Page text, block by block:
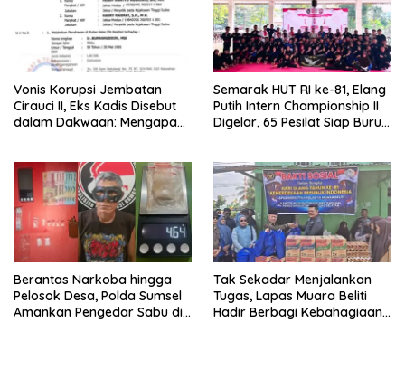
Vonis Korupsi Jembatan
Cirauci II, Eks Kadis Disebut
dalam Dakwaan: Mengapa
Semarak HUT RI ke-81, Elang
Putih Intern Championship II
Digelar, 65 Pesilat Siap Buru
Berantas Narkoba hingga
Pelosok Desa, Polda Sumsel
Amankan Pengedar Sabu di
Tak Sekadar Menjalankan
Tugas, Lapas Muara Beliti
Hadir Berbagi Kebahagiaan